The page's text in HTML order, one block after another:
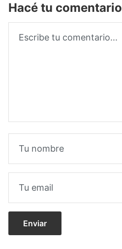
Hacé tu comentario